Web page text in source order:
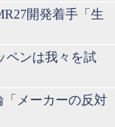
開発着手「生
ペンは我々を試
「メーカーの反対